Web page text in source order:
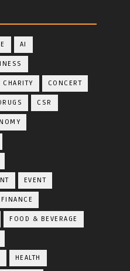
AI
CHARITY CONCERT
CSR
EVENT
FINANCE
FOOD & BEVERAGE
HEALTH